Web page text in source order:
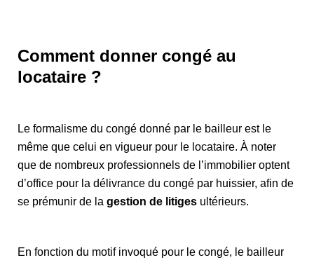
Comment donner congé au
locataire ?
Le formalisme du congé donné par le bailleur est le
même que celui en vigueur pour le locataire. À noter
que de nombreux professionnels de l’immobilier optent
d’office pour la délivrance du congé par huissier, afin de
se prémunir de la gestion de litiges ultérieurs.
En fonction du motif invoqué pour le congé, le bailleur